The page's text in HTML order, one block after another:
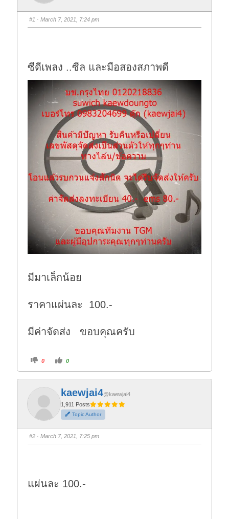
#1 · March 7, 2021, 7:24 pm
ซีดีเพลง ..ซีล และมือสองสภาพดี
มีมาเล็กน้อย
ราคาแผ่นละ 100.-
มีค่าจัดส่ง ขอบคุณครับ
C
i
f
t
h
m
d
o
0
C
i
o
t
h
u
m
u
p
0
kaewjai4@kaewjai4
1,911 Posts
Topic Author
#2 · March 7, 2021, 7:25 pm
แผ่นละ 100.-